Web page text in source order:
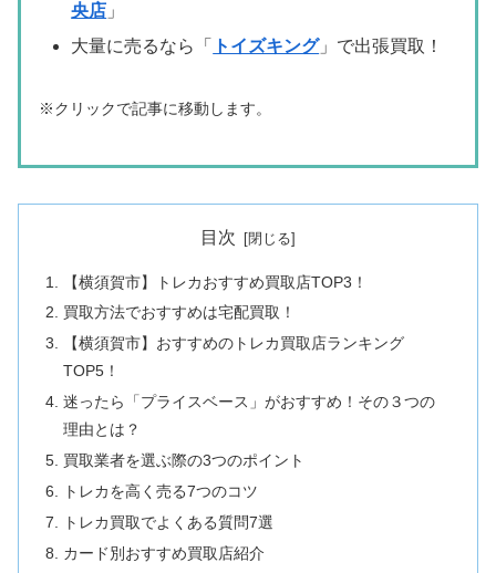
央店 」
大量に売るなら「
トイズキング」で出張買取！
※クリックで記事に移動します。
目次
【横須賀市】トレカおすすめ買取店TOP3！
買取方法でおすすめは宅配買取！
【横須賀市】おすすめのトレカ買取店ランキング
TOP5！
迷ったら「プライスベース」がおすすめ！その３つの
理由とは？
買取業者を選ぶ際の3つのポイント
トレカを高く売る7つのコツ
トレカ買取でよくある質問7選
カード別おすすめ買取店紹介